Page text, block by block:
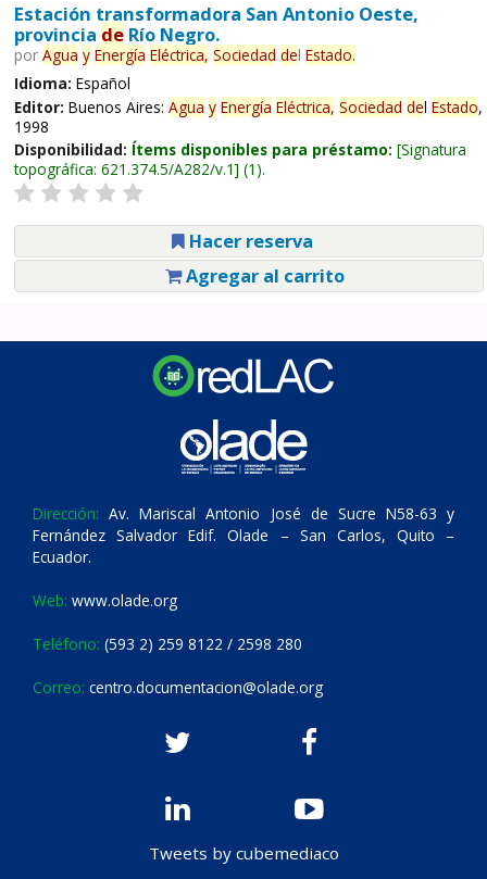
Estación transformadora San Antonio Oeste,
provincia deRío Negro.
por Agua y Energía Eléctrica, Sociedad del Estado.
Idioma: Español
Editor: Buenos Aires: Agua y Energía Eléctrica, Sociedad del Estado,
1998
Disponibilidad: Ítems disponibles para préstamo: Signatura
topográfica: 621.374.5/A282/v.1 (1).
Hacer reserva
Agregar al carrito
Dirección: Av. Mariscal Antonio José de Sucre N58-63 y
Fernández Salvador Edif. Olade – San Carlos, Quito –
Ecuador.
Web: www.olade.org
Teléfono: (593 2) 259 8122 / 2598 280
Correo: centro.documentacion@olade.org
Tweets by cubemediaco